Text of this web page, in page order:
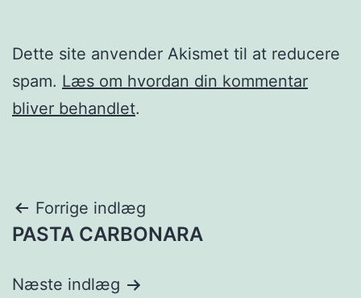
Dette site anvender Akismet til at reducere
spam. Læs om hvordan din kommentar
bliver behandlet.
Indlægsnavigation
Forrige indlæg
PASTA CARBONARA
Næste indlæg